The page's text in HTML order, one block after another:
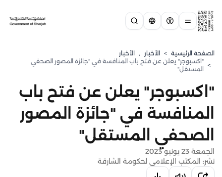
الصفحة الرئيسية > الأخبار , الأخبار
>
"اكسبوجر" يعلن عن فتح باب المنافسة في "جائزة المصور الصحفي
المستقل"
"اكسبوجر" يعلن عن فتح باب
المنافسة في "جائزة المصور
الصحفي المستقل"
الجمعة 23 يونيو 2023
نشر: المكتب الإعلامي لحكومة الشارقة